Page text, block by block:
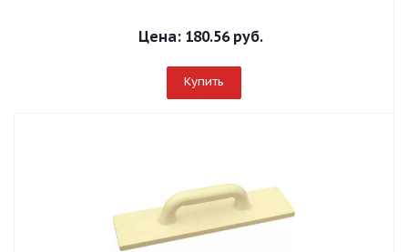
Цена: 180.56 руб.
Купить